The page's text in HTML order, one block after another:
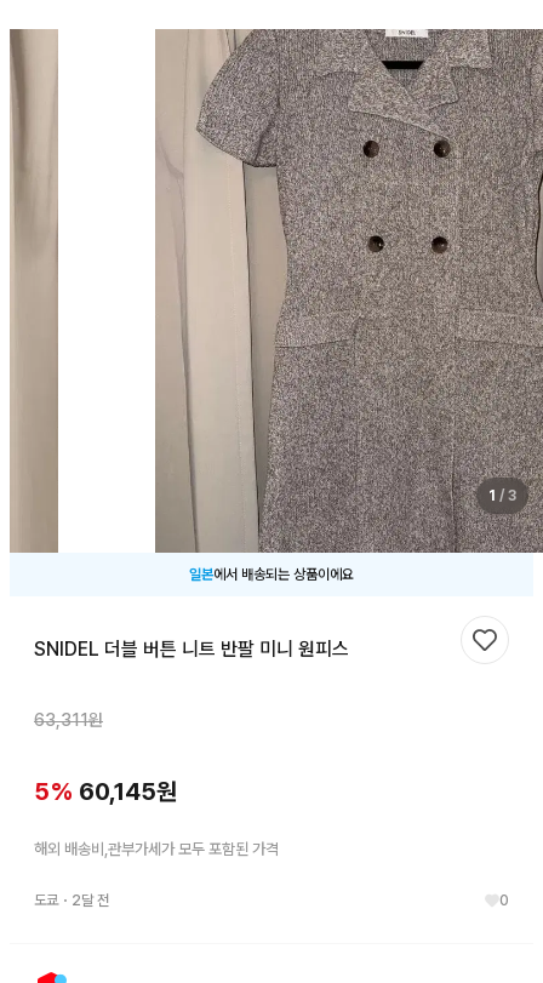
1 / 3
일본에서 배송되는 상품이에요
SNIDEL 더블 버튼 니트 반팔 미니 원피스
63,311원
5% 60,145원
해외 배송비,관부가세가 모두 포함된 가격
도쿄・ 2달 전 0
찜하기